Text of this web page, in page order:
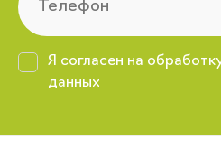
Я согласен на
данных